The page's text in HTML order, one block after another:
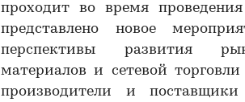
проходит во время
представлено новое
перспективы развития
материалов и сетевой
производители и